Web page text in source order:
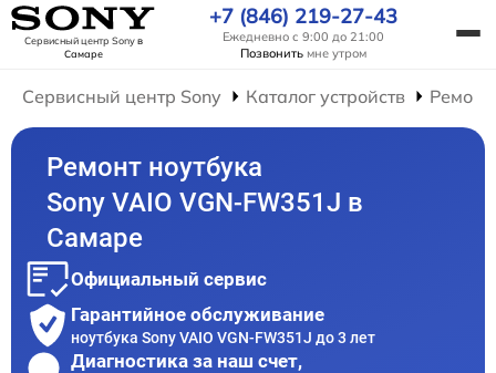
Сервисный центр Sonyв
Самаре
+7 (846) 219-27-43
Ежедневно с 9:00 до 21:00
Позвонить мне утром
Сервисный центр Sony Каталог устройств
Ремонт ноутбука
Sony VAIO VGN-FW351J в
Самаре
Официальный сервис
Гарантийное обслуживание
ноутбука Sony VAIO VGN-FW351J до 3 лет
Диагностика за наш счет,